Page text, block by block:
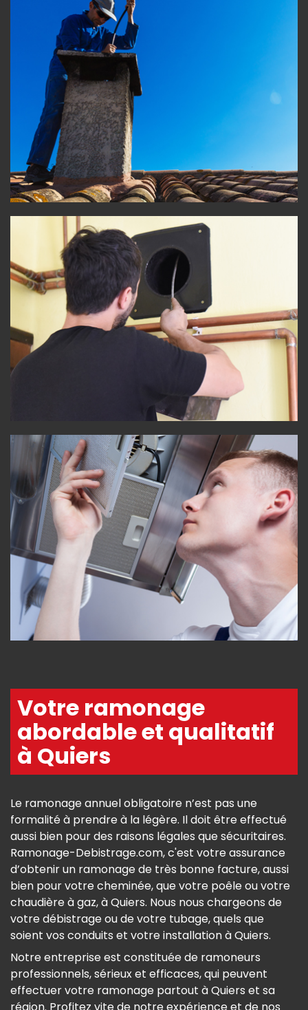
Votre ramonage
abordable et qualitatif
à Quiers
Le ramonage annuel obligatoire n’est pas une
formalité à prendre à la légère. Il doit être effectué
aussi bien pour des raisons légales que sécuritaires.
Ramonage-Debistrage.com, c'est votre assurance
d’obtenir un ramonage de très bonne facture, aussi
bien pour votre cheminée, que votre poêle ou votre
chaudière à gaz, à Quiers. Nous nous chargeons de
votre débistrage ou de votre tubage, quels que
soient vos conduits et votre installation à Quiers.
Notre entreprise est constituée de ramoneurs
professionnels, sérieux et efficaces, qui peuvent
effectuer votre ramonage partout à Quiers et sa
région. Profitez vite de notre expérience et de nos